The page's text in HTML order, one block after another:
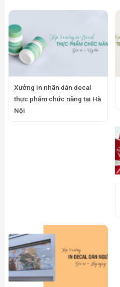
Xưởng in nhãn dán decal
thực phẩm chức năng tại Hà
Nội